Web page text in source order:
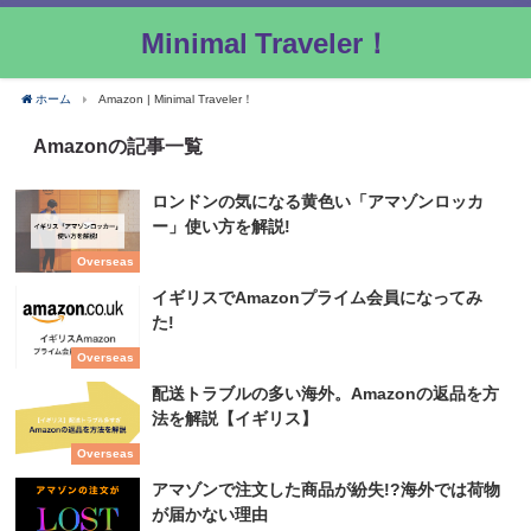
Minimal Traveler！
ホーム Amazon | Minimal Traveler！
Amazonの記事一覧
Overseas
ロンドンの気になる黄色い「アマゾンロッカ
ー」使い方を解説!
Overseas
イギリスでAmazonプライム会員になってみ
た!
Overseas
配送トラブルの多い海外。Amazonの返品を方
法を解説【イギリス】
アマゾンで注文した商品が紛失!?海外では荷物
が届かない理由